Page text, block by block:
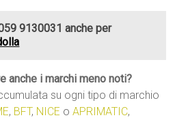
9130031 anche per
anche i marchi meno noti?
su ogni tipo di marchio
, BFT, NICE oAPRIMATIC,